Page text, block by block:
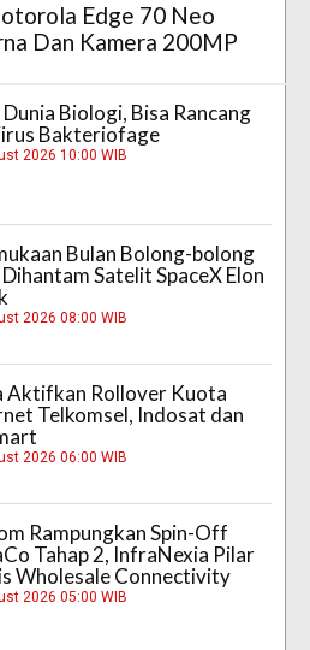
Edge 70 Neo
Dan Kamera 200MP
Biologi, Bisa Rancang
Bakteriofage
2026 10:00 WIB
Bulan Bolong-bolong
Satelit SpaceX Elon
2026 08:00 WIB
Aktifkan Rollover Kuota
Telkomsel, Indosat dan
2026 06:00 WIB
Rampungkan Spin-Off
Tahap 2, InfraNexia Pilar
Wholesale Connectivity
2026 05:00 WIB